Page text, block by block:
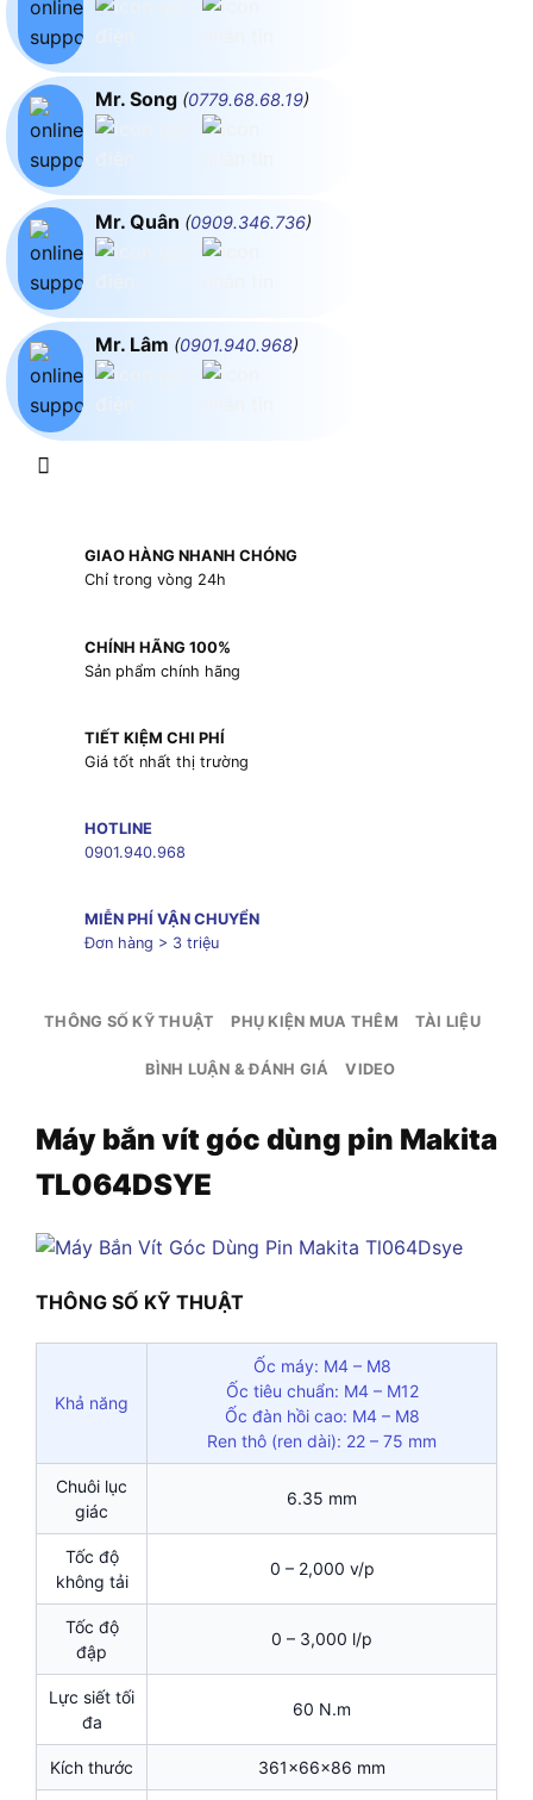
Mr. Song (0779.68.68.19)
Mr. Quân (0909.346.736)
Mr. Lâm (0901.940.968)
GIAO HÀNG NHANH CHÓNG
Chỉ trong vòng 24h
CHÍNH HÃNG 100%
Sản phẩm chính hãng
TIẾT KIỆM CHI PHÍ
Giá tốt nhất thị trường
HOTLINE
0901.940.968
MIỄN PHÍ VẬN CHUYỂN
Đơn hàng > 3 triệu
THÔNG SỐ KỸ THUẬT PHỤ KIỆN MUA THÊM TÀI LIỆU
BÌNH LUẬN & ĐÁNH GIÁ VIDEO
Máy bắn vít góc dùng pin Makita
TL064DSYE
THÔNG SỐ KỸ THUẬT
Khả năng
Ốc máy: M4 – M8
Ốc tiêu chuẩn: M4 – M12
Ốc đàn hồi cao: M4 – M8
Ren thô (ren dài): 22 – 75 mm
Chuôi lục
giác
6.35 mm
Tốc độ
không tải
0 – 2,000 v/p
Tốc độ
đập
0 – 3,000 l/p
Lực siết tối
đa
60 N.m
Kích thước 361x66x86 mm